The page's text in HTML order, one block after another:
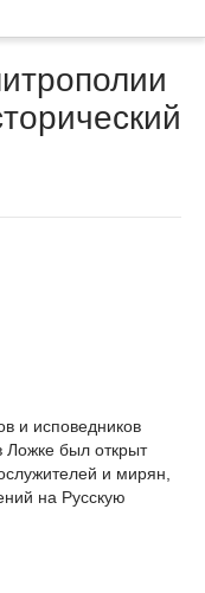
и исповедников
Ложке был открыт
и мирян,
на Русскую